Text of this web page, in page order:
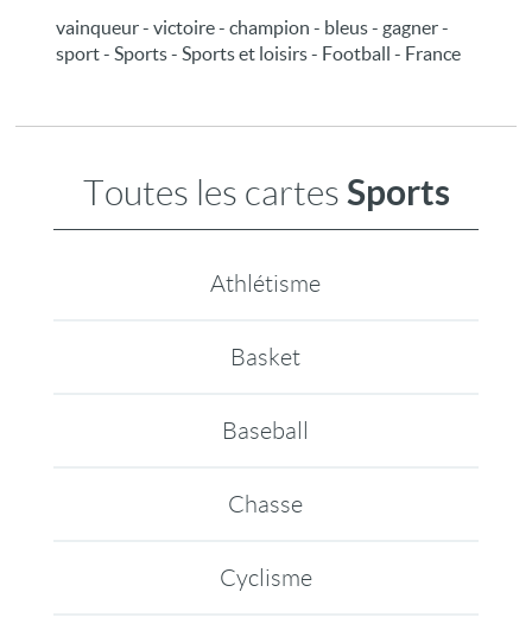
vainqueur - victoire - champion - bleus - gagner -
sport - Sports - Sports et loisirs - Football - France
Toutes les cartes Sports
Athlétisme
Basket
Baseball
Chasse
Cyclisme